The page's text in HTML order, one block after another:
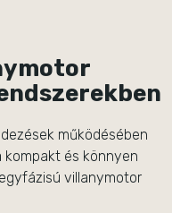
működésében
kompakt és könnyen
villanymotor